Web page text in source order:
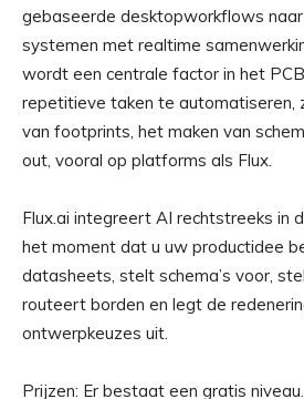
gebaseerde desktopworkflows
systemen met realtime
wordt een centrale factor in het
repetitieve taken te automatiseren,
van footprints, het maken van
out, vooral op platforms als Flux.
Flux.ai integreert AI rechtstreeks in
het moment dat u uw productidee
datasheets, stelt schema’s voor,
routeert borden en legt de
ontwerpkeuzes uit.
Prijzen: Er bestaat een gratis